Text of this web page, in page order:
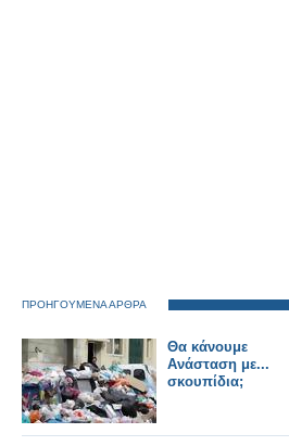
ΠΡΟΗΓΟΥΜΕΝΑ ΑΡΘΡΑ
Θα κάνουμε
Ανάσταση με...
σκουπίδια;